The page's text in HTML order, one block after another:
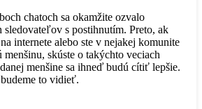
chatoch sa okamžite ozvalo
sledovateľov s postihnutím. Preto, ak
internete alebo ste v nejakej komunite
menšinu, skúste o takýchto veciach
menšine sa ihneď budú cítiť lepšie.
to vidieť.